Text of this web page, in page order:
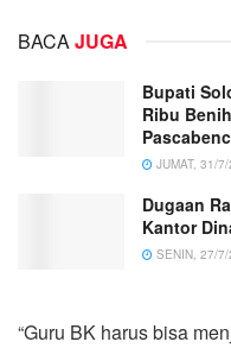
BACAJUGA
Bupati
Ribu
JUMAT, 31/
Dugaan
Kantor
SENIN, 27/
“Guru BK harus bisa